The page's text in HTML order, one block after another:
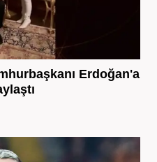
Erdoğan'a